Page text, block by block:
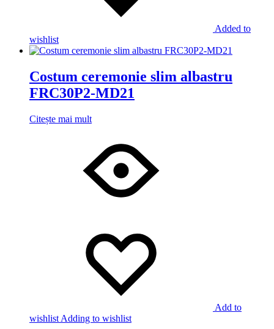
Added to
wishlist
Costum ceremonie slim albastru
FRC30P2-MD21
Citește mai mult
Add to
wishlist Adding to wishlist